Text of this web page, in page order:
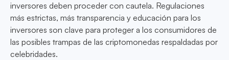
inversores deben proceder con cautela. Regulaciones
más estrictas, más transparencia y educación para los
inversores son clave para proteger a los consumidores de
las posibles trampas de las criptomonedas respaldadas por
celebridades.